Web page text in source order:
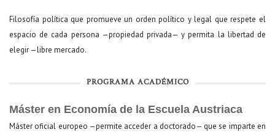
Filosofía política que promueve un orden político y legal que respete el
espacio de cada persona —propiedad privada— y permita la libertad de
elegir —libre mercado.
PROGRAMA ACADÉMICO
Máster en Economía de la Escuela Austriaca
Máster oficial europeo —permite acceder a doctorado— que se imparte en